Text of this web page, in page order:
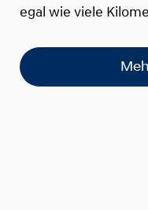
egal wie viele